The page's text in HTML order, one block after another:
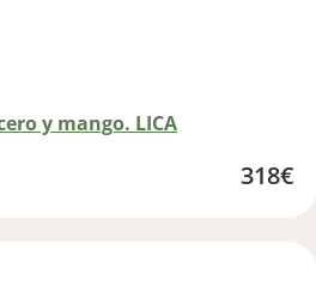
y mango. LICA
318€